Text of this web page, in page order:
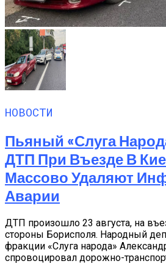
НОВОСТИ
Пьяный «слуга
ДТП При Въезде В
Массово Удаляют
Аварии
ДТП произошло 23 августа, на
стороны Борисполя. Народный
фракции «Слуга народа»
спровоцировал дорожно-